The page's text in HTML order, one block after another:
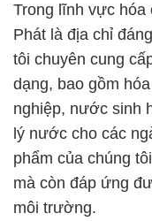
Trong lĩnh vực
Phát là địa chỉ
tôi chuyên cung
dạng, bao gồm
nghiệp, nước sinh
lý nước cho các
phẩm của chúng
mà còn đáp ứng
môi trường.